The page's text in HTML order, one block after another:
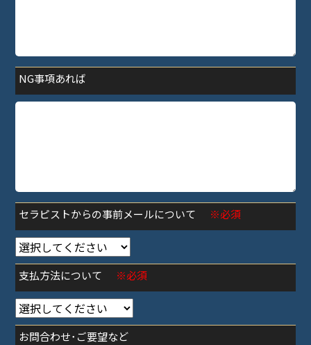
NG事項あれば
セラピストからの事前メールについて ※必須
支払方法について ※必須
お問合わせ･ご要望など